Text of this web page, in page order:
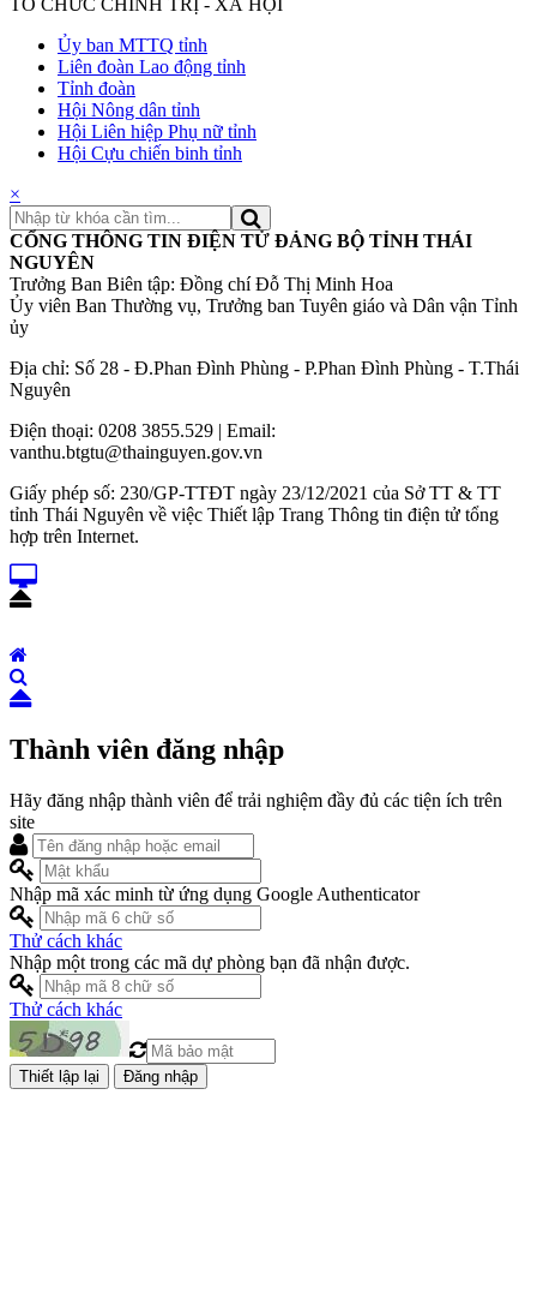
TỔ CHỨC CHÍNH TRỊ - XÃ HỘI
Ủy ban MTTQ tỉnh
Liên đoàn Lao động tỉnh
Tỉnh đoàn
Hội Nông dân tỉnh
Hội Liên hiệp Phụ nữ tỉnh
Hội Cựu chiến binh tỉnh
×
CỔNG THÔNG TIN ĐIỆN TỬ ĐẢNG BỘ TỈNH THÁI
NGUYÊN
Trưởng Ban Biên tập: Đồng chí Đỗ Thị Minh Hoa
Ủy viên Ban Thường vụ, Trưởng ban Tuyên giáo và Dân vận Tỉnh
ủy
Địa chỉ: Số 28 - Đ.Phan Đình Phùng - P.Phan Đình Phùng - T.Thái
Nguyên
Điện thoại: 0208 3855.529 | Email:
vanthu.btgtu@thainguyen.gov.vn
Giấy phép số: 230/GP-TTĐT ngày 23/12/2021 của Sở TT & TT
tỉnh Thái Nguyên về việc Thiết lập Trang Thông tin điện tử tổng
hợp trên Internet.
Thành viên đăng nhập
Hãy đăng nhập thành viên để trải nghiệm đầy đủ các tiện ích trên
site
Nhập mã xác minh từ ứng dụng Google Authenticator
Thử cách khác
Nhập một trong các mã dự phòng bạn đã nhận được.
Thử cách khác
Đăng nhập